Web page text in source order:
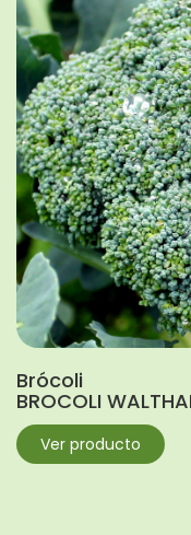
Brócoli
BROCOLI
Ver producto